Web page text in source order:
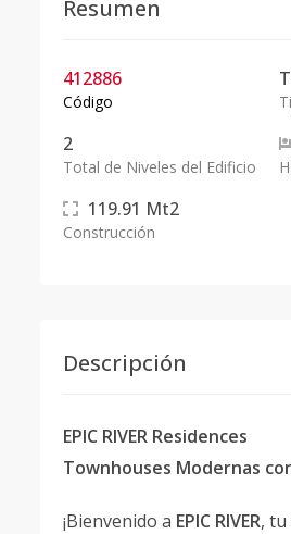
Resumen
412886
Código
2
Total de Niveles del Edificio
119.91 Mt2
Construcción
Descripción
EPIC RIVER Residences
Townhouses Modernas
¡Bienvenido a EPIC RIVER, tu